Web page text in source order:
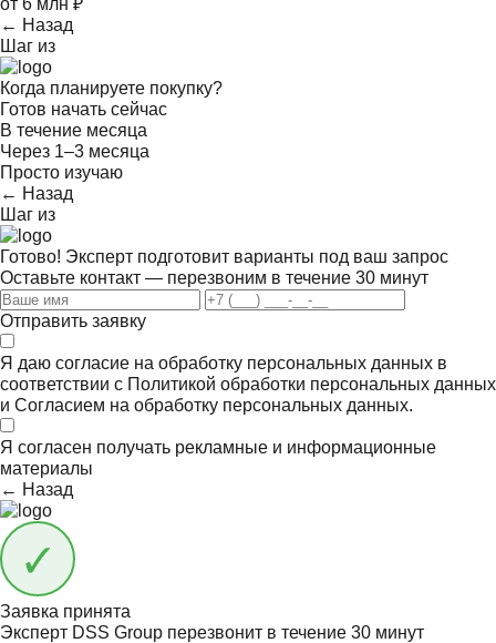
от 6 млн ₽
← Назад
Шаг из
Когда планируете покупку?
Готов начать сейчас
В течение месяца
Через 1–3 месяца
Просто изучаю
← Назад
Шаг из
Готово! Эксперт подготовит варианты под ваш запрос
Оставьте контакт — перезвоним в течение 30 минут
Отправить заявку
Я даю согласие на обработку персональных данных в
соответствии с Политикой обработки персональных данных
и Согласием на обработку персональных данных.
Я согласен получать рекламные и информационные
материалы
← Назад
Заявка принята
Эксперт DSS Group перезвонит в течение 30 минут